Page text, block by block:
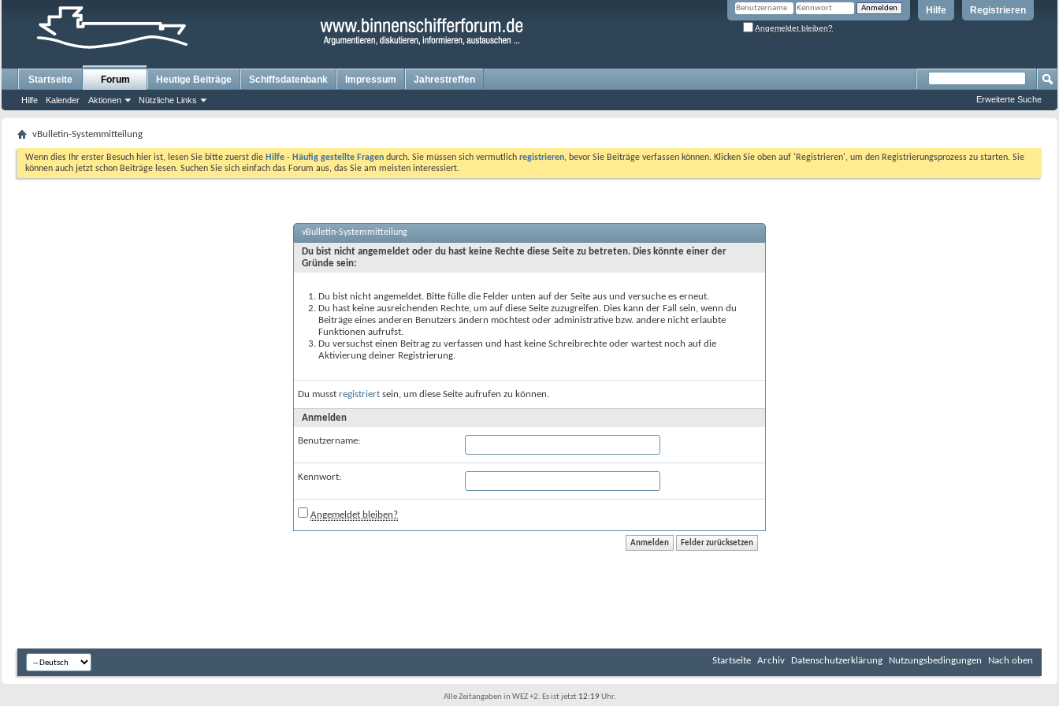
Registrieren
Hilfe
Angemeldet bleiben?
Startseite Forum
Hilfe Kalender Aktionen Nützliche Links
Heutige Beiträge Schiffsdatenbank Impressum Jahrestreffen
Erweiterte Suche
vBulletin-Systemmitteilung
Wenn dies Ihr erster Besuch hier ist, lesen Sie bitte zuerst die Hilfe - Häufig gestellte Fragen durch. Sie müssen sich vermutlich registrieren, bevor Sie Beiträge verfassen können. Klicken Sie oben auf 'Registrieren', um den Registrierungsprozess zu starten. Sie
können auch jetzt schon Beiträge lesen. Suchen Sie sich einfach das Forum aus, das Sie am meisten interessiert.
vBulletin-Systemmitteilung
Du bist nicht angemeldet oder du hast keine Rechte diese Seite zu betreten. Dies könnte einer der
Gründe sein:
Du bist nicht angemeldet. Bitte fülle die Felder unten auf der Seite aus und versuche es erneut.
Du hast keine ausreichenden Rechte, um auf diese Seite zuzugreifen. Dies kann der Fall sein, wenn du
Beiträge eines anderen Benutzers ändern möchtest oder administrative bzw. andere nicht erlaubte
Funktionen aufrufst.
Du versuchst einen Beitrag zu verfassen und hast keine Schreibrechte oder wartest noch auf die
Aktivierung deiner Registrierung.
Du musst registriert sein, um diese Seite aufrufen zu können.
Anmelden
Benutzername:
Kennwort:
Angemeldet bleiben?
Startseite Archiv Datenschutzerklärung Nutzungsbedingungen Nach oben
Alle Zeitangaben in WEZ +2. Es ist jetzt 12:19Uhr.